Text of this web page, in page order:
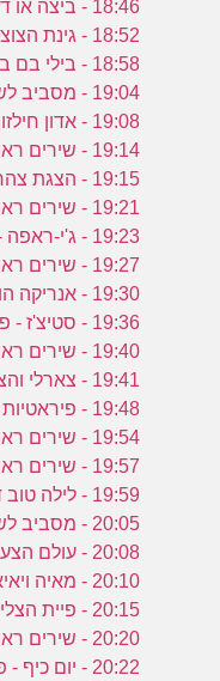
18:46 - ביצה או דינוזאור - פרק 36
18:52 - גינת הצוציקים עם דוד חיים - פרק 7
18:58 - בילי בם בם - פרק 10
19:04 - מסביב לשעון - פרק 5
19:08 - אדון חילזון - פרק 14
19:14 - שירים ראשונים - פרק 52
19:15 - הצגת צהריים - פרק 21
19:21 - שירים ראשונים - פרק 16
19:23 - ג'י-ראפה - פרק 4
19:27 - שירים ראשונים - פרק 132
19:30 - אנריקה הולך לאכול - פרק 27
19:36 - סטיצ'ז - פרק 20
19:40 - שירים ראשונים - פרק 31
19:41 - צארלי והצורות - פרק 13
19:48 - פיראטיות - פרק 36
19:54 - שירים ראשונים - פרק 918
19:57 - שירים ראשונים - פרק 132
19:59 - לילה טוב דובון - פרק 10
20:05 - מסביב לשעון - פרק 11
20:08 - עולם הצעצועים - פרק 27
20:10 - מאיה ויאיא - פרק 12
20:15 - פיית הצלילים - פרק 15
20:20 - שירים ראשונים - פרק 914
20:22 - יום כיף - פרק 5